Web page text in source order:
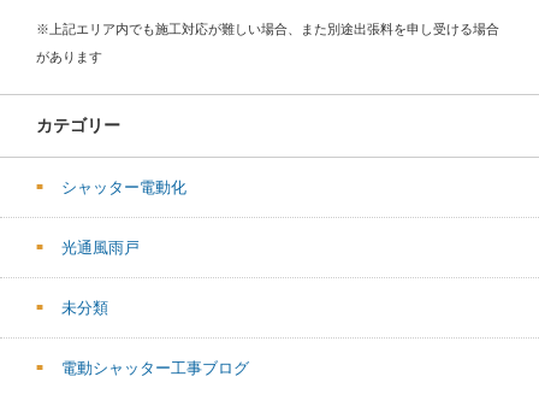
※上記エリア内でも施工対応が難しい場合、また別途出張料を申し受ける場合
があります
カテゴリー
シャッター電動化
光通風雨戸
未分類
電動シャッター工事ブログ